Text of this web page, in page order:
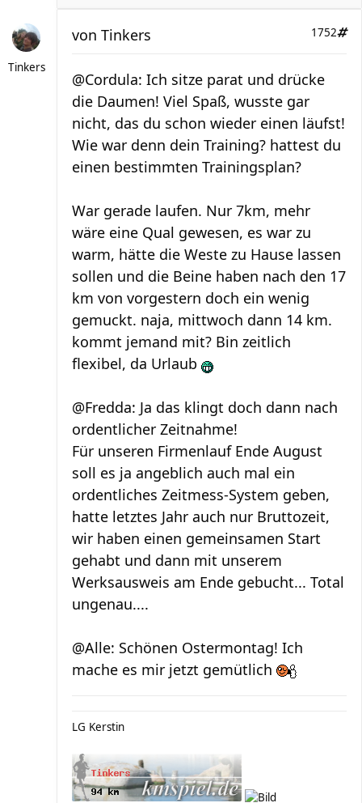
Tinkers
1752
von Tinkers
@Cordula: Ich sitze parat und drücke
die Daumen! Viel Spaß, wusste gar
nicht, das du schon wieder einen läufst!
Wie war denn dein Training? hattest du
einen bestimmten Trainingsplan?
War gerade laufen. Nur 7km, mehr
wäre eine Qual gewesen, es war zu
warm, hätte die Weste zu Hause lassen
sollen und die Beine haben nach den 17
km von vorgestern doch ein wenig
gemuckt. naja, mittwoch dann 14 km.
kommt jemand mit? Bin zeitlich
flexibel, da Urlaub
@Fredda: Ja das klingt doch dann nach
ordentlicher Zeitnahme!
Für unseren Firmenlauf Ende August
soll es ja angeblich auch mal ein
ordentliches Zeitmess-System geben,
hatte letztes Jahr auch nur Bruttozeit,
wir haben einen gemeinsamen Start
gehabt und dann mit unserem
Werksausweis am Ende gebucht... Total
ungenau....
@Alle: Schönen Ostermontag! Ich
mache es mir jetzt gemütlich
LG Kerstin